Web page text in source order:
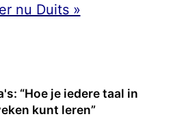
nu Duits »
“Hoe je iedere taal in
kunt leren”